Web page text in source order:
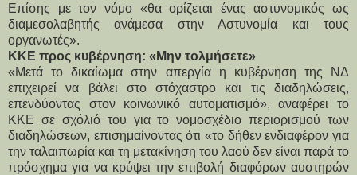
Επίσης με τον νόμο «θα ορίζεται ένας αστυνομικός ως
διαμεσολαβητής ανάμεσα στην Αστυνομία και τους
οργανωτές».
ΚΚΕ προς κυβέρνηση: «Μην τολμήσετε»
«Μετά το δικαίωμα στην απεργία η κυβέρνηση της ΝΔ
επιχειρεί να βάλει στο στόχαστρο και τις διαδηλώσεις,
επενδύοντας στον κοινωνικό αυτοματισμό», αναφέρει το
ΚΚΕ σε σχόλιό του για το νομοσχέδιο περιορισμού των
διαδηλώσεων, επισημαίνοντας ότι «το δήθεν ενδιαφέρον για
την ταλαιπωρία και τη μετακίνηση του λαού δεν είναι παρά το
πρόσχημα για να κρύψει την επιβολή διαφόρων αυστηρών